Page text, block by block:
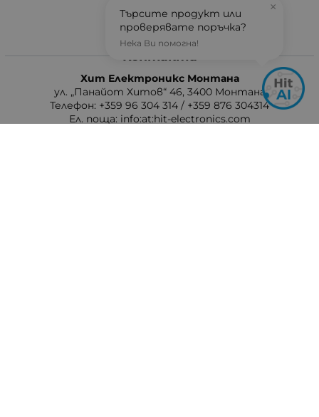
АКТУАЛНО
Хит Електроникс Монтана
ул. „Панайот Хитов“ 46, 3400 Монтана
Телефон: +359 96 304 314 / +359 876 304314
Ел. поща: info:at:hit-electronics.com
×
Търсите продукт или
проверявате поръчка?
Нека Ви помогна!